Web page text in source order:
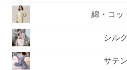
綿・コッ
シルク
サテン